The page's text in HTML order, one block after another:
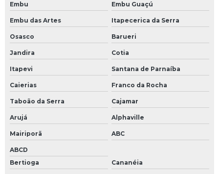
Embu Embu Guaçú
Embu das Artes Itapecerica da Serra
Osasco Barueri
Jandira Cotia
Itapevi Santana de Parnaíba
Caierias Franco da Rocha
Taboão da Serra Cajamar
Arujá Alphaville
Mairiporã ABC
ABCD
Bertioga
Cananéia